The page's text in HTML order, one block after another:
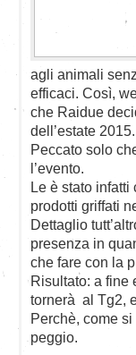
agli animali
efficaci. Così,
che Raidue
dell’estate 2015.
Peccato solo
l’evento.
Le è stato
prodotti griffati
Dettaglio
presenza in
che fare con la
Risultato: a fine
tornerà al Tg2,
Perchè, come
peggio.